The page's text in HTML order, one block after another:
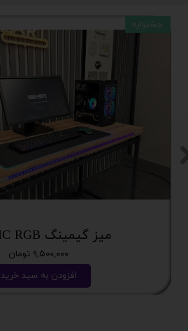
میز گیمینگ RUSTIC RGB
۹,۵۰۰,۰۰۰ تومان
افزودن به سبد خرید
جشنواره